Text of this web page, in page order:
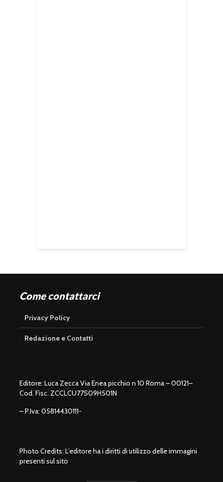
Come contattarci
Privacy Policy
Redazione e Contatti
Editore: Luca Zecca Via Enea picchio n 10 Roma – 00121–
Cod. Fisc. ZCCLCU77S09H501N
– P.Iva: 05814430111-
Photo Credits: L’editore ha i diritti di utilizzo delle immagini
presenti sul sito